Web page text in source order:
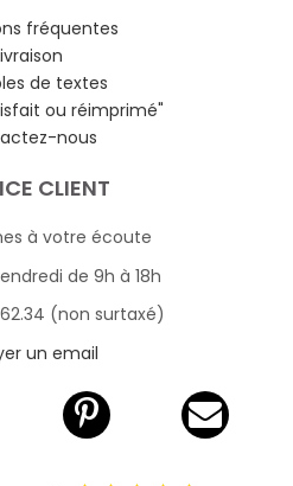
fréquentes
de textes
ou réimprimé"
nous
CLIENT
à votre écoute
de 9h à 18h
(non surtaxé)
un email